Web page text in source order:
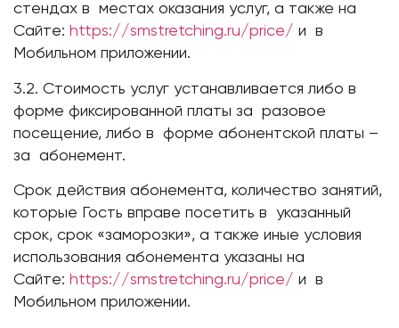
стендах в местах оказания услуг, а также на
Сайте: https://smstretching.ru/price/ и в
Мобильном приложении.
3.2. Стоимость услуг устанавливается либо в
форме фиксированной платы за разовое
посещение, либо в форме абонентской платы –
за абонемент.
Срок действия абонемента, количество занятий,
которые Гость вправе посетить в указанный
срок, срок «заморозки», а также иные условия
использования абонемента указаны на
Сайте: https://smstretching.ru/price/ и в
Мобильном приложении.